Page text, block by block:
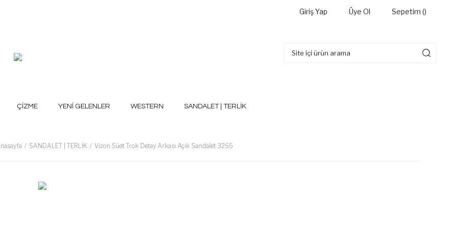
Giriş Yap Üye Ol Sepetim ()
ÇİZME YENİ GELENLER WESTERN SANDALET | TERLİK
SANDALET | TERLİK Vizon Süet Trok Detay Arkası Açık Sandalet 3265